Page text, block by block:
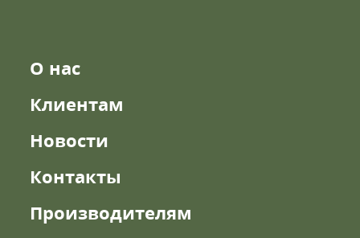
О нас
Клиентам
Новости
Контакты
Производителям